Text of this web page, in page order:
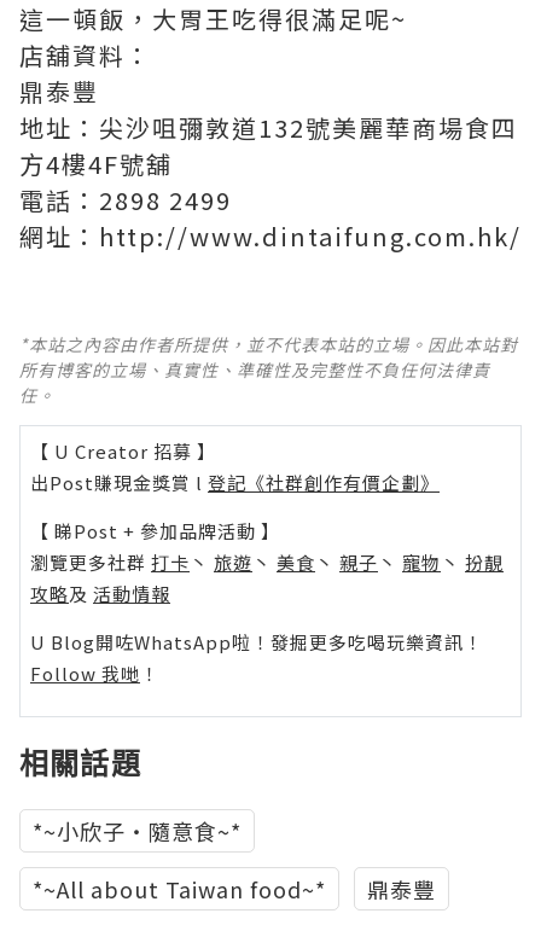
這一頓飯，大胃王吃得很滿足呢~
店舖資料：
鼎泰豐
地址：尖沙咀彌敦道132號美麗華商場食四
方4樓4F號舖
電話：2898 2499
網址：http://www.dintaifung.com.hk/
*本站之內容由作者所提供，並不代表本站的立場。因此本站對
所有博客的立場、真實性、準確性及完整性不負任何法律責
任。
【 U Creator 招募 】
出Post賺現金獎賞 l 登記《社群創作有價企劃》
【 睇Post + 參加品牌活動 】
瀏覽更多社群 打卡 丶 旅遊 丶 美食 丶 親子 丶 寵物 丶 扮靚
攻略及 活動情報
U Blog開咗WhatsApp啦！發掘更多吃喝玩樂資訊！
Follow 我哋 ！
相關話題
*~小欣子‧隨意食~*
*~All about Taiwan food~*
鼎泰豐